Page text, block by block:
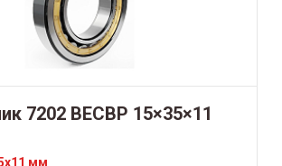
7202 BECBP 15×35×11
мм